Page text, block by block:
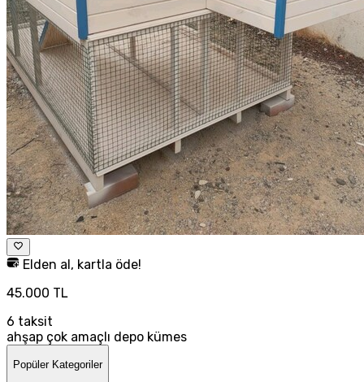
Elden al, kartla öde!
45.000 TL
6 taksit
ahşap çok amaçlı depo kümes
Popüler Kategoriler